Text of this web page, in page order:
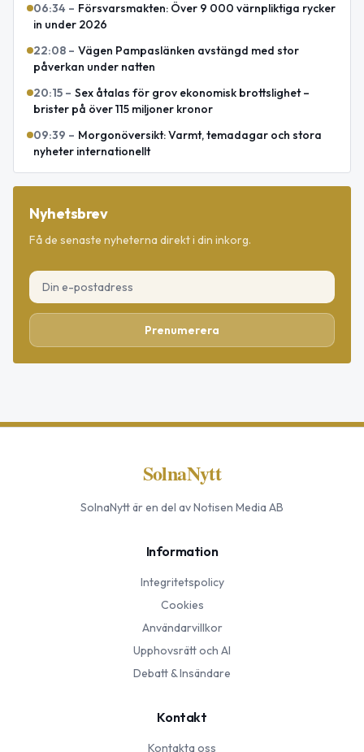
06:34 – Försvarsmakten: Över 9 000 värnpliktiga rycker
in under 2026
22:08 – Vägen Pampaslänken avstängd med stor
påverkan under natten
20:15 – Sex åtalas för grov ekonomisk brottslighet –
brister på över 115 miljoner kronor
09:39 – Morgonöversikt: Varmt, temadagar och stora
nyheter internationellt
Nyhetsbrev
Få de senaste nyheterna direkt i din inkorg.
Prenumerera
SolnaNytt
SolnaNyttär en del av Notisen Media AB
Information
Integritetspolicy
Cookies
Användarvillkor
Upphovsrätt och AI
Debatt & Insändare
Kontakt
Kontakta oss